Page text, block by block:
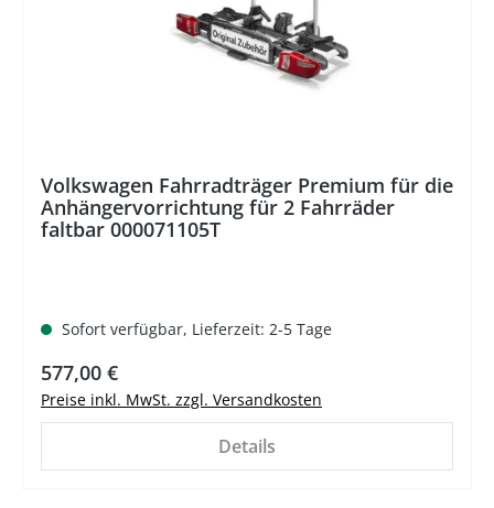
Volkswagen Fahrradträger Premium für die
Anhängervorrichtung für 2 Fahrräder
faltbar 000071105T
Sofort verfügbar, Lieferzeit: 2-5 Tage
577,00 €
Preise inkl. MwSt. zzgl. Versandkosten
Details